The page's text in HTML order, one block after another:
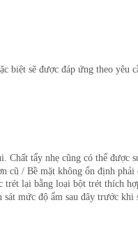
biệt sẽ được đáp ứng theo yêu
Chất tẩy nhẹ cũng có thể được
cũ / Bề mặt không ổn định
trét lại bằng loại bột trét thích
mức độ ẩm sau đây trước